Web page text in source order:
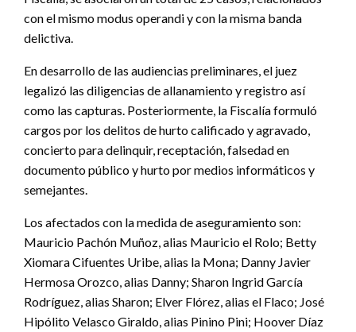
con el mismo modus operandi y con la misma banda
delictiva.
En desarrollo de las audiencias preliminares, el juez
legalizó las diligencias de allanamiento y registro así
como las capturas. Posteriormente, la Fiscalía formuló
cargos por los delitos de hurto calificado y agravado,
concierto para delinquir, receptación, falsedad en
documento público y hurto por medios informáticos y
semejantes.
Los afectados con la medida de aseguramiento son:
Mauricio Pachón Muñoz, alias Mauricio el Rolo; Betty
Xiomara Cifuentes Uribe, alias la Mona; Danny Javier
Hermosa Orozco, alias Danny; Sharon Ingrid García
Rodríguez, alias Sharon; Elver Flórez, alias el Flaco; José
Hipólito Velasco Giraldo, alias Pinino Pini; Hoover Díaz